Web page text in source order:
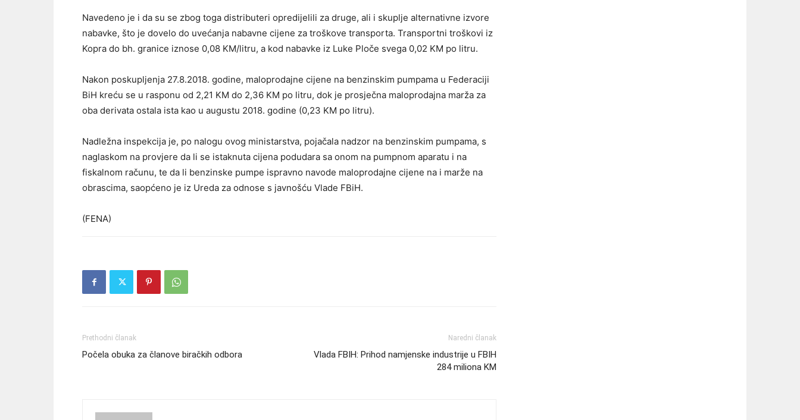
Navedeno je i da su se zbog toga distributeri opredijelili za druge, ali i skuplje alternativne izvore
nabavke, što je dovelo do uvećanja nabavne cijene za troškove transporta. Transportni troškovi iz
Kopra do bh. granice iznose 0,08 KM/litru, a kod nabavke iz Luke Ploče svega 0,02 KM po litru.
Nakon poskupljenja 27.8.2018. godine, maloprodajne cijene na benzinskim pumpama u Federaciji
BiH kreću se u rasponu od 2,21 KM do 2,36 KM po litru, dok je prosječna maloprodajna marža za
oba derivata ostala ista kao u augustu 2018. godine (0,23 KM po litru).
Nadležna inspekcija je, po nalogu ovog ministarstva, pojačala nadzor na benzinskim pumpama, s
naglaskom na provjere da li se istaknuta cijena podudara sa onom na pumpnom aparatu i na
fiskalnom računu, te da li benzinske pumpe ispravno navode maloprodajne cijene na i marže na
obrascima, saopćeno je iz Ureda za odnose s javnošću Vlade FBiH.
(FENA)
Prethodni članak
Počela obuka za članove biračkih odbora
Naredni članak
Vlada FBIH: Prihod namjenske industrije u FBIH
284 miliona KM